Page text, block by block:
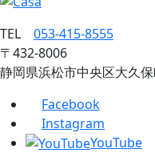
TEL 053‐415‐8555
〒432‐8006
静岡県浜松市中央区大久
Facebook
Instagram
YouTube